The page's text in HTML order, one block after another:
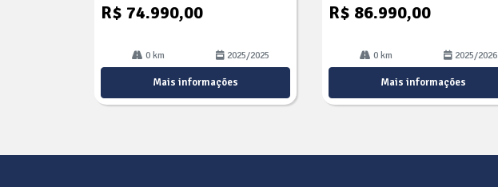
R$ 74.990,00
0 km 2025/2025
Mais informações
R$ 86.990,00
0 km 2025/2026
Mais informações